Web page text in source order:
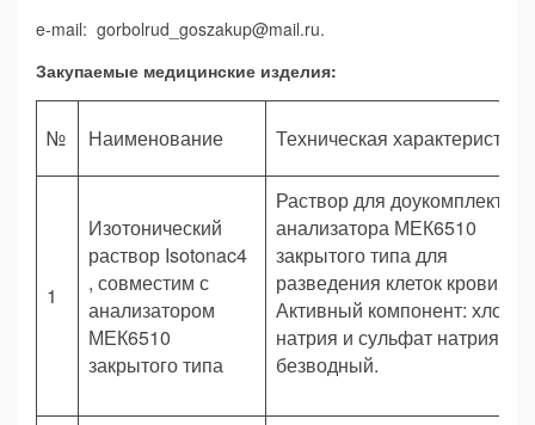
e-mail: gorbolrud_goszakup@mail.ru.
Закупаемые медицинские изделия:
№ Наименование Техническая характеристика
1
Изотонический
раствор Isotonac4
, совместим с
анализатором
МЕК6510
закрытого типа
Раствор для
анализатора МЕК6510
закрытого типа для
разведения клеток крови.
Активный компонент: хлорид
натрия и сульфат натрия
безводный.